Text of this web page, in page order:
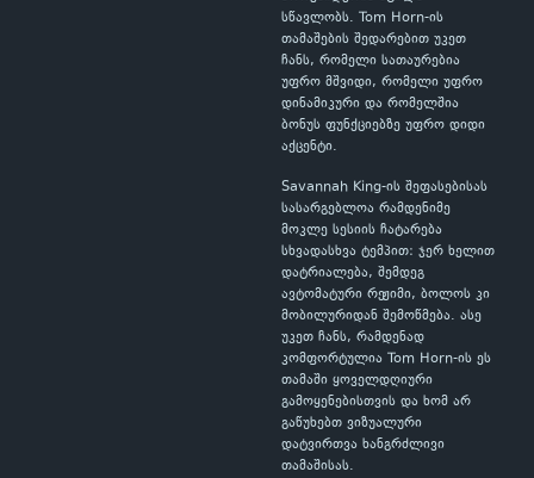
სწავლობს. Tom Horn-ის
თამაშების შედარებით უკეთ
ჩანს, რომელი სათაურებია
უფრო მშვიდი, რომელი უფრო
დინამიკური და რომელშია
ბონუს ფუნქციებზე უფრო დიდი
აქცენტი.
Savannah King-ის შეფასებისას
სასარგებლოა რამდენიმე
მოკლე სესიის ჩატარება
სხვადასხვა ტემპით: ჯერ ხელით
დატრიალება, შემდეგ
ავტომატური რეჟიმი, ბოლოს კი
მობილურიდან შემოწმება. ასე
უკეთ ჩანს, რამდენად
კომფორტულია Tom Horn-ის ეს
თამაში ყოველდღიური
გამოყენებისთვის და ხომ არ
გაწუხებთ ვიზუალური
დატვირთვა ხანგრძლივი
თამაშისას.